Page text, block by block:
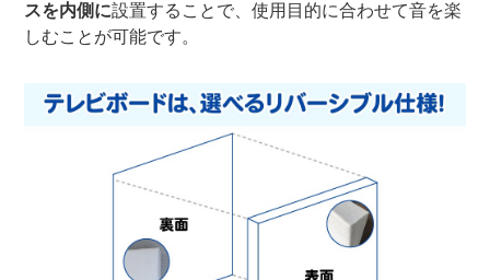
スを内側に設置することで、使用目的に合わせて音を楽
しむことが可能です。